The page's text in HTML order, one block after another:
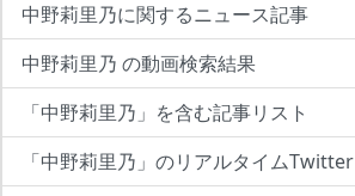
中野莉里乃に関するニュース記事
中野莉里乃 の動画検索結果
「中野莉里乃」を含む記事リスト
「中野莉里乃」のリアルタイムTwitter